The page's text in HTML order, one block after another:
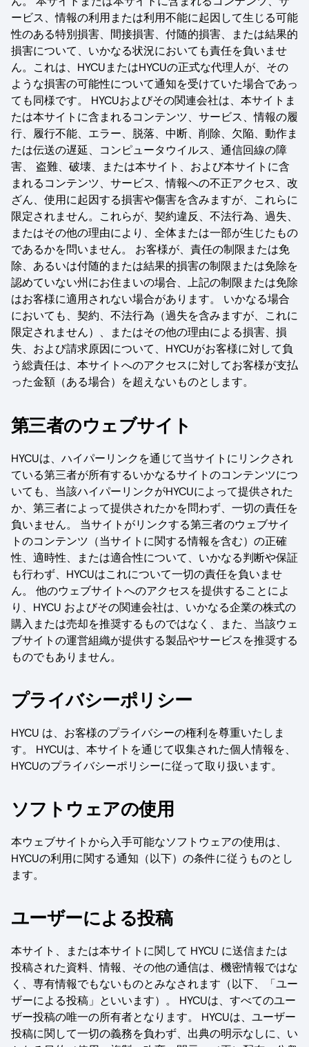
ービス、情報の利用または利用不能に起因して生じる可能
性のある特別損害、間接損害、付随的損害、または結果的
損害について、いかなる状況においても責任を負いませ
ん。これは、HYCUまたはHYCUの正式な代理人が、その
ような損害の可能性について通知を受けていた場合であっ
ても同様です。 HYCUおよびその関連会社は、本サイトま
たは本サイトに含まれるコンテンツ、サービス、情報の履
行、履行不能、エラー、脱落、中断、削除、欠陥、動作ま
たは伝送の遅延、コンピュータウイルス、通信回線の障
害、 盗難、破壊、または本サイト、および本サイトに含
まれるコンテンツ、サービス、情報への不正アクセス、改
ざん、使用に起因する損害や傷害を含みますが、これらに
限定されません。これらが、契約違反、不法行為、過失、
またはその他の理由により、全体または一部が生じたもの
であるかを問いません。 お客様が、責任の制限または免
除、あるいは付随的または結果的損害の制限または免除を
認めていない州にお住まいの場合、上記の制限または免除
はお客様に適用されない場合があります。 いかなる場合
においても、契約、不法行為（過失を含みますが、これに
限定されません）、またはその他の理由による損害、損
失、および請求原因について、HYCUがお客様に対して負
う総責任は、本サイトへのアクセスに対してお客様が支払
った金額（ある場合）を超えないものとします。
‍第三者のウェブサイト
HYCUは、ハイパーリンクを通じて当サイトにリンクされ
ている第三者が所有するいかなるサイトのコンテンツにつ
いても、当該ハイパーリンクがHYCUによって提供された
か、第三者によって提供されたかを問わず、一切の責任を
負いません。 当サイトがリンクする第三者のウェブサイ
トのコンテンツ（当サイトに関する情報を含む）の正確
性、適時性、または適合性について、いかなる判断や保証
も行わず、HYCUはこれについて一切の責任を負いませ
ん。 他のウェブサイトへのアクセスを提供することによ
り、HYCU およびその関連会社は、いかなる企業の株式の
購入または売却を推奨するものではなく、また、当該ウェ
ブサイトの運営組織が提供する製品やサービスを推奨する
ものでもありません。
プライバシーポリシー
HYCU は、お客様のプライバシーの権利を尊重いたしま
す。 HYCUは、本サイトを通じて収集された個人情報を、
HYCUのプライバシーポリシーに従って取り扱います。
ソフトウェアの使用
本ウェブサイトから入手可能なソフトウェアの使用は、
HYCUの利用に関する通知（以下）の条件に従うものとし
ます。
ユーザーによる投稿
本サイト、または本サイトに関して HYCU に送信または
投稿された資料、情報、その他の通信は、機密情報ではな
く、専有情報でもないものとみなされます（以下、「ユー
ザーによる投稿」といいます）。 HYCUは、すべてのユー
ザー投稿の唯一の所有者となります。 HYCUは、ユーザー
投稿に関して一切の義務を負わず、出典の明示なしに、い